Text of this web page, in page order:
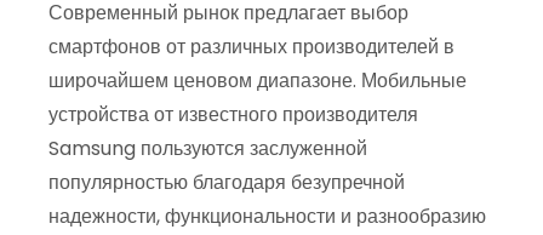
Современный рынок предлагает выбор
смартфонов от различных производителей в
широчайшем ценовом диапазоне. Мобильные
устройства от известного производителя
Samsung пользуются заслуженной
популярностью благодаря безупречной
надежности, функциональности и разнообразию